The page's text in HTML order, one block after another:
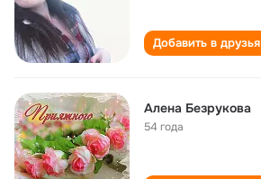
Добавить в друзья
Алена Безрукова
54 года